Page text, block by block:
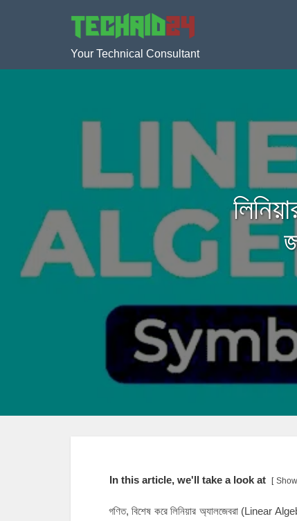
Your Technical Consultant
In this article, we'll take a look at Show
গণিত, বিশেষ করে লিনিয়ার অ্যালজেবরা (Linear